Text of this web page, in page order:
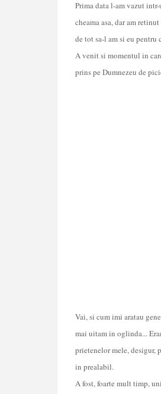
Prima data l-am vazut
cheama asa, dar am
de tot sa-l am si eu
A venit si momentul in
prins pe Dumnezeu de
Vai, si cum imi aratau
mai uitam in oglinda...
prietenelor mele, desigur,
in prealabil.
A fost, foarte mult timp,